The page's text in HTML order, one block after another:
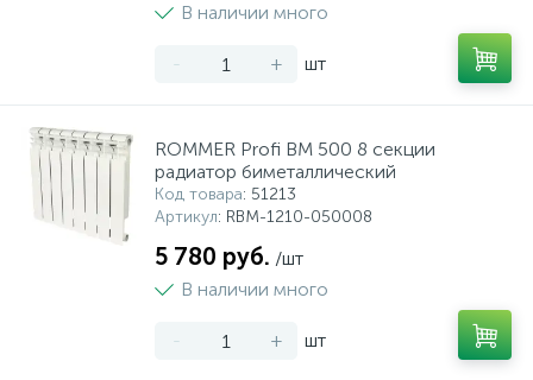
В наличии много
- + шт
ROMMER Profi BM 500 8 секции
радиатор биметаллический
Код товара: 51213
Артикул: RBM-1210-050008
5 780 руб. /шт
В наличии много
- + шт